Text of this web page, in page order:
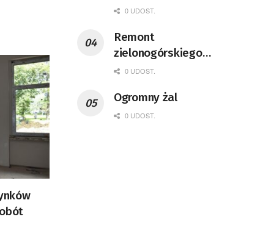
mety Tour de Pologne
0 UDOST.
Remont
zielonogórskiego
deptaka zgodnie z
0 UDOST.
Ogromny żal
0 UDOST.